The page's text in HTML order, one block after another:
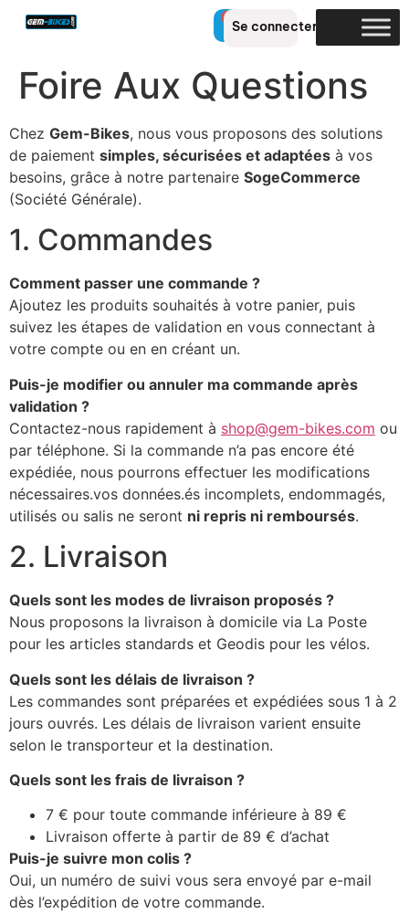
Se connecter
Foire Aux Questions
Chez Gem-Bikes, nous vous proposons des solutions
de paiement simples, sécurisées et adaptées à vos
besoins, grâce à notre partenaire SogeCommerce
(Société Générale).
1. Commandes
Comment passer une commande ?
Ajoutez les produits souhaités à votre panier, puis
suivez les étapes de validation en vous connectant à
votre compte ou en en créant un.
Puis-je modifier ou annuler ma commande après
validation ?
Contactez-nous rapidement à shop@gem-bikes.com ou
par téléphone. Si la commande n’a pas encore été
expédiée, nous pourrons effectuer les modifications
nécessaires.vos données.és incomplets, endommagés,
utilisés ou salis ne seront ni repris ni remboursés.
2. Livraison
Quels sont les modes de livraison proposés ?
Nous proposons la livraison à domicile via La Poste
pour les articles standards et Geodis pour les vélos.
Quels sont les délais de livraison ?
Les commandes sont préparées et expédiées sous 1 à 2
jours ouvrés. Les délais de livraison varient ensuite
selon le transporteur et la destination.
Quels sont les frais de livraison ?
7 € pour toute commande inférieure à 89 €
Livraison offerte à partir de 89 € d’achat
Puis-je suivre mon colis ?
Oui, un numéro de suivi vous sera envoyé par e-mail
dès l’expédition de votre commande.